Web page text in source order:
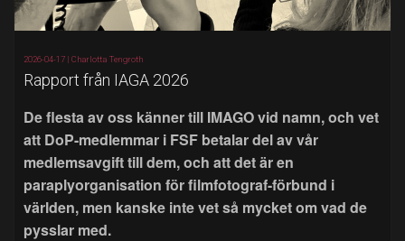
2026-04-17 | Charlotta Tengroth
Rapport från IAGA 2026
De flesta av oss känner till IMAGO vid namn, och vet
att DoP-medlemmar i FSF betalar del av vår
medlemsavgift till dem, och att det är en
paraplyorganisation för filmfotograf-förbund i
världen, men kanske inte vet så mycket om vad de
pysslar med.